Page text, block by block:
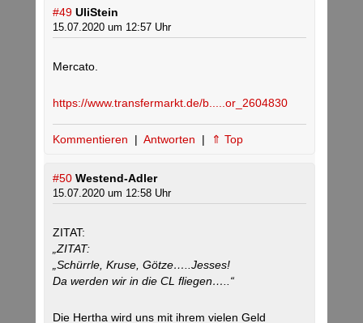
#49 UliStein
15.07.2020 um 12:57 Uhr
Mercato.
https://www.transfermarkt.de/b.....or_2604830
Kommentieren | Antworten | ⇑ Top
#50 Westend-Adler
15.07.2020 um 12:58 Uhr
ZITAT:
„ZITAT:
„Schürrle, Kruse, Götze…..Jesses!
Da werden wir in die CL fliegen…..“
Die Hertha wird uns mit ihrem vielen Geld